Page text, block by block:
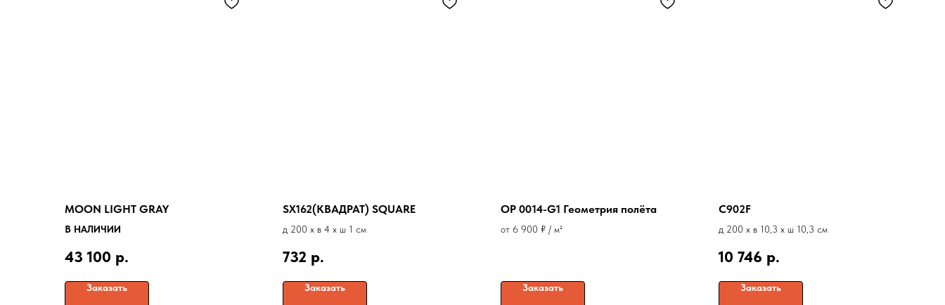
MOON LIGHT GRAY
В НАЛИЧИИ
43 100 р.
Заказать
SX162(КВАДРАТ) SQUARE
д 200 x в 4 x ш 1 см
732 р.
Заказать
OP 0014-G1 Геометрия полёта
от 6 900 ₽ / м²
Заказать
C902F
д 200 x в 10,3 x ш 10,3 см
10 746 р.
Заказать